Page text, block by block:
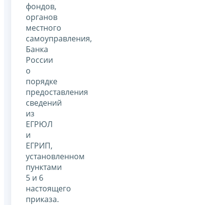
фондов,
органов
местного
самоуправления,
Банка
России
о
порядке
предоставления
сведений
из
ЕГРЮЛ
и
ЕГРИП,
установленном
пунктами
5 и 6
настоящего
приказа.